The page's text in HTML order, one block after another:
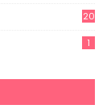
20
1